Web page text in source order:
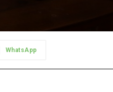
WhatsApp